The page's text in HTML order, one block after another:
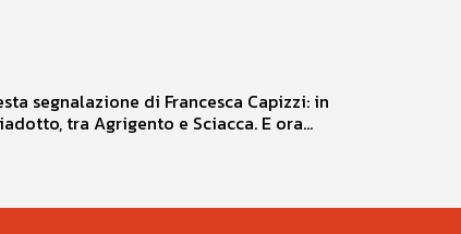
segnalazione di Francesca Capizzi: in
tra Agrigento e Sciacca. E ora...